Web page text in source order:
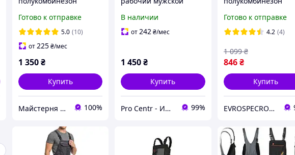
СТО Рабочий
утепленный
комбинезон Зимняя
спецодежда
Готово к отправке
5.0 (10)
от225₴/мес
1 350₴
Купить
Майстерня Спецодягу LTM 100%
демисезонный на
подтяжках, рабочий
В наличии
от242₴/мес
1 450₴
Купить
Pro Centr - Интернет-магазин спецодежды, спецобуви и средств индивидуальной защиты 99%
роба мужская
для работников
Готово к отправке
4.2 (4)
846 ₴
1 099 ₴
Купить
EVROSPECROBA - ВАШ НАДЕЖНІЙ ПАРТНЕР В ВЫБОРЕ КАЧЕСТВЕННОЙ РАБОЧЕЙ СПЕЦОДЕЖДЫ И ОБУВИ